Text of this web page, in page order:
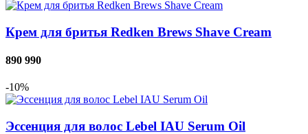
Крем для бритья Redken Brews Shave Cream
890 990
-10%
Эссенция для волос Lebel IAU Serum Oil